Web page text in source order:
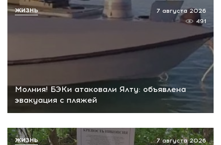
Молния! БЭКи атаковали Ялту: объявлена
эвакуация с пляжей
7 августа 2026
491
ЖИЗНЬ
7 августа 2026
ЖИЗНЬ